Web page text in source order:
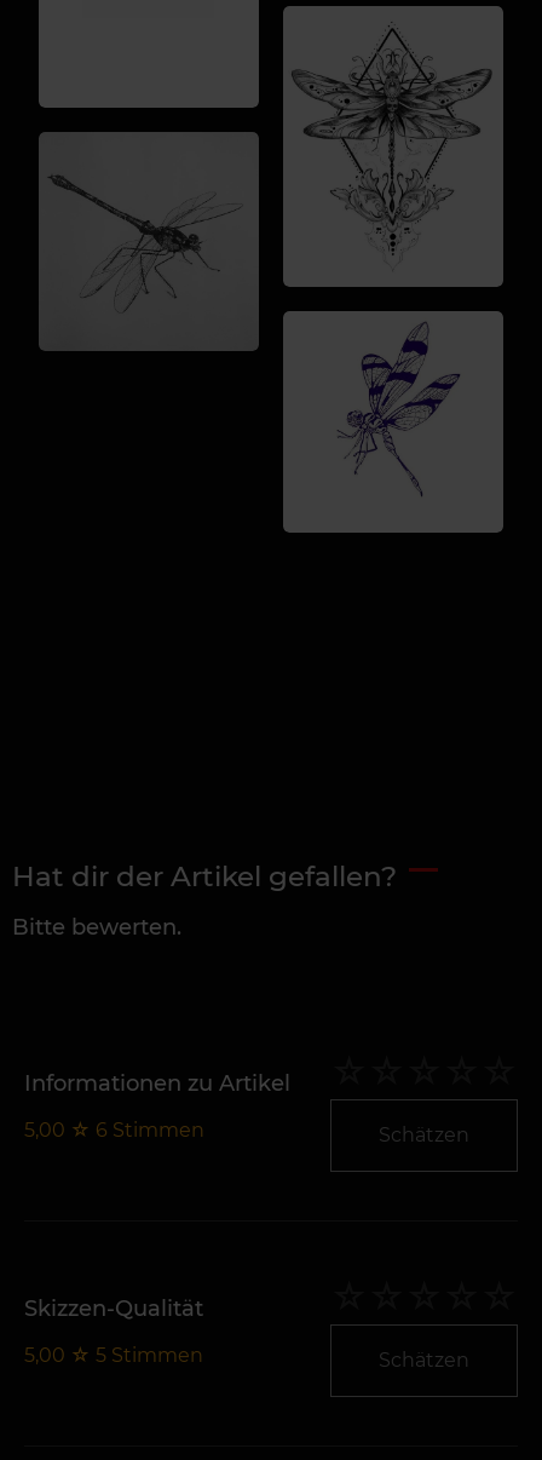
Hat dir der Artikel gefallen?
Bitte bewerten.
Informationen zu Artikel
5,00 ☆ 6 Stimmen Schätzen
Skizzen-Qualität
5,00 ☆ 5 Stimmen Schätzen